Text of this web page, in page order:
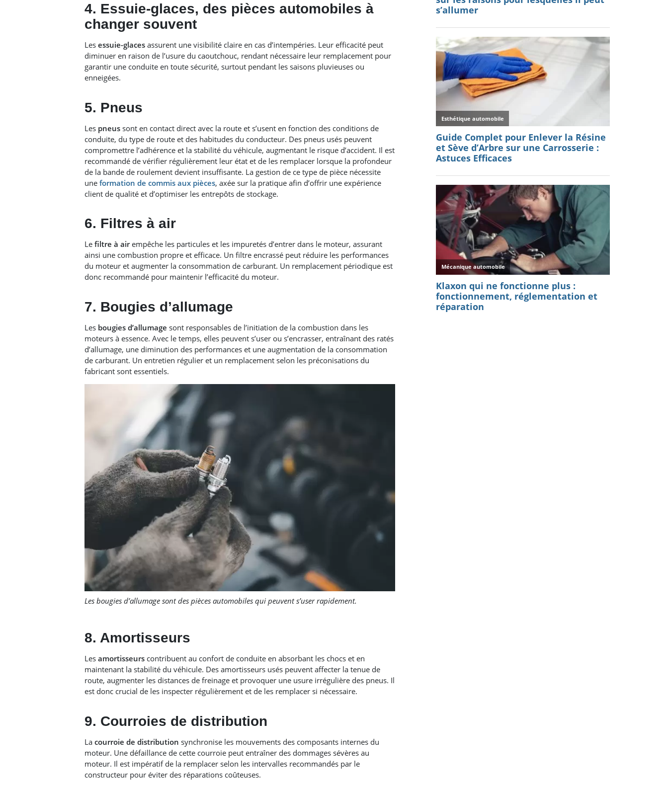
4. Essuie-glaces, des pièces automobiles à
changer souvent
Les essuie-glacesassurent une visibilité claire en cas d’intempéries. Leur efficacité peut
diminuer en raison de l’usure du caoutchouc, rendant nécessaire leur remplacement pour
garantir une conduite en toute sécurité, surtout pendant les saisons pluvieuses ou
enneigées.​
5. Pneus
Les pneussont en contact direct avec la route et s’usent en fonction des conditions de
conduite, du type de route et des habitudes du conducteur. Des pneus usés peuvent
compromettre l’adhérence et la stabilité du véhicule, augmentant le risque d’accident. Il est
recommandé de vérifier régulièrement leur état et de les remplacer lorsque la profondeur
de la bande de roulement devient insuffisante.​ La gestion de ce type de pièce nécessite
une formation de commis aux pièces, axée sur la pratique afin d’offrir une expérience
client de qualité et d’optimiser les entrepôts de stockage.
6. Filtres à air
Le filtre à airempêche les particules et les impuretés d’entrer dans le moteur, assurant
ainsi une combustion propre et efficace. Un filtre encrassé peut réduire les performances
du moteur et augmenter la consommation de carburant. Un remplacement périodique est
donc recommandé pour maintenir l’efficacité du moteur.​
7. Bougies d’allumage
Les bougies d’allumage sont responsables de l’initiation de la combustion dans les
moteurs à essence. Avec le temps, elles peuvent s’user ou s’encrasser, entraînant des ratés
d’allumage, une diminution des performances et une augmentation de la consommation
de carburant. Un entretien régulier et un remplacement selon les préconisations du
fabricant sont essentiels.​
Les bougies d’allumage sont des pièces automobiles qui peuvent s’user rapidement.
8. Amortisseurs
Les amortisseurscontribuent au confort de conduite en absorbant les chocs et en
maintenant la stabilité du véhicule. Des amortisseurs usés peuvent affecter la tenue de
route, augmenter les distances de freinage et provoquer une usure irrégulière des pneus. Il
est donc crucial de les inspecter régulièrement et de les remplacer si nécessaire.​
9. Courroies de distribution
La courroie de distribution synchronise les mouvements des composants internes du
moteur. Une défaillance de cette courroie peut entraîner des dommages sévères au
moteur. Il est impératif de la remplacer selon les intervalles recommandés par le
constructeur pour éviter des réparations coûteuses.​